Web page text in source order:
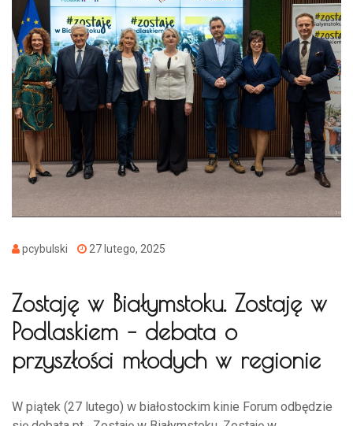
pcybulski 27 lutego, 2025
Zostaję w Białymstoku. Zostaję w
Podlaskiem – debata o
przyszłości młodych w regionie
W piątek (27 lutego) w białostockim kinie Forum odbędzie